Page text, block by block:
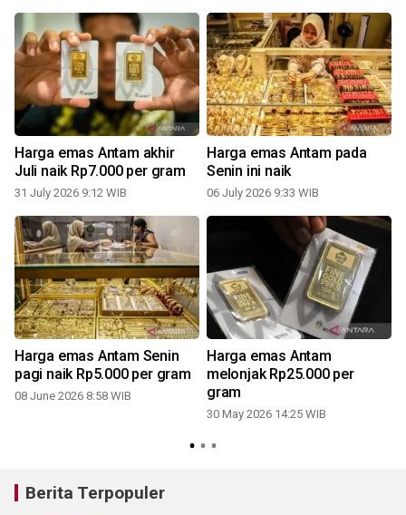
Harga emas Antam akhir
Juli naik Rp7.000 per gram
31 July 2026 9:12 WIB
Harga emas Antam pada
Senin ini naik
06 July 2026 9:33 WIB
Harga emas Antam Senin
pagi naik Rp5.000 per gram
08 June 2026 8:58 WIB
Harga emas Antam
melonjak Rp25.000 per
gram
30 May 2026 14:25 WIB
Berita Terpopuler